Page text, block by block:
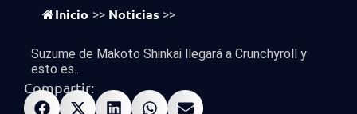
Inicio >> Noticias >>
Suzume de Makoto Shinkai llegará a Crunchyroll y
esto es...
Compartir: